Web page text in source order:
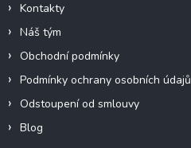
Kontakty
Náš tým
Obchodní podmínky
Podmínky ochrany osobních údajů
Odstoupení od smlouvy
Blog